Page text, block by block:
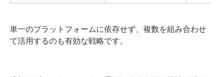
単一のプラットフォームに依存せず、複数を組み合わせ
て活用するのも有効な戦略です。